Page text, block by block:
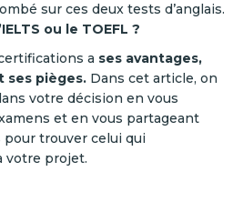
sur ces deux tests d’anglais.
ou le TOEFL ?
a ses avantages,
ses pièges. Dans cet article, on
votre décision en vous
et en vous partageant
trouver celui qui
votre projet.